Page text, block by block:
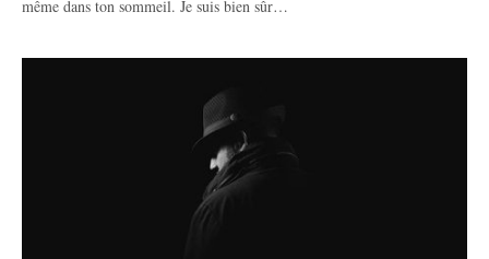
même dans ton sommeil. Je suis bien sûr…